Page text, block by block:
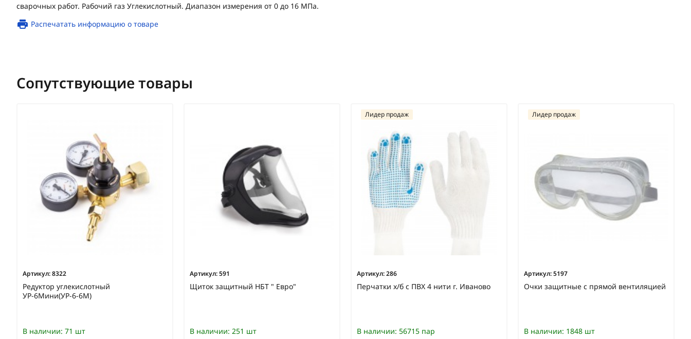
сварочных работ. Рабочий газ Углекислотный. Диапазон измерения от 0 до 16 МПа.
Распечатать информацию о товаре
Сопутствующие товары
Артикул:8322
Редуктор углекислотный
УР-6Мини(УР-6-6М)
В наличии: 71 шт
Артикул:591
Щиток защитный НБТ " Евро"
В наличии: 251 шт
Артикул:286
Перчатки х/б с ПВХ 4 нити г. Иваново
Лидер продаж
В наличии: 56715 пар
Артикул:5197
Очки защитные с прямой вентиляцией
Лидер продаж
В наличии: 1848 шт